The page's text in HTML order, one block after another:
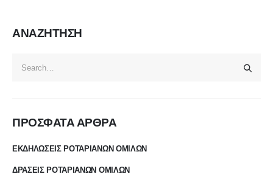
ΑΝΑΖΗΤΗΣΗ
ΠΡΟΣΦΑΤΑ ΑΡΘΡΑ
ΕΚΔΗΛΩΣΕΙΣ ΡΟΤΑΡΙΑΝΩΝ ΟΜΙΛΩΝ
ΔΡΑΣΕΙΣ ΡΟΤΑΡΙΑΝΩΝ ΟΜΙΛΩΝ